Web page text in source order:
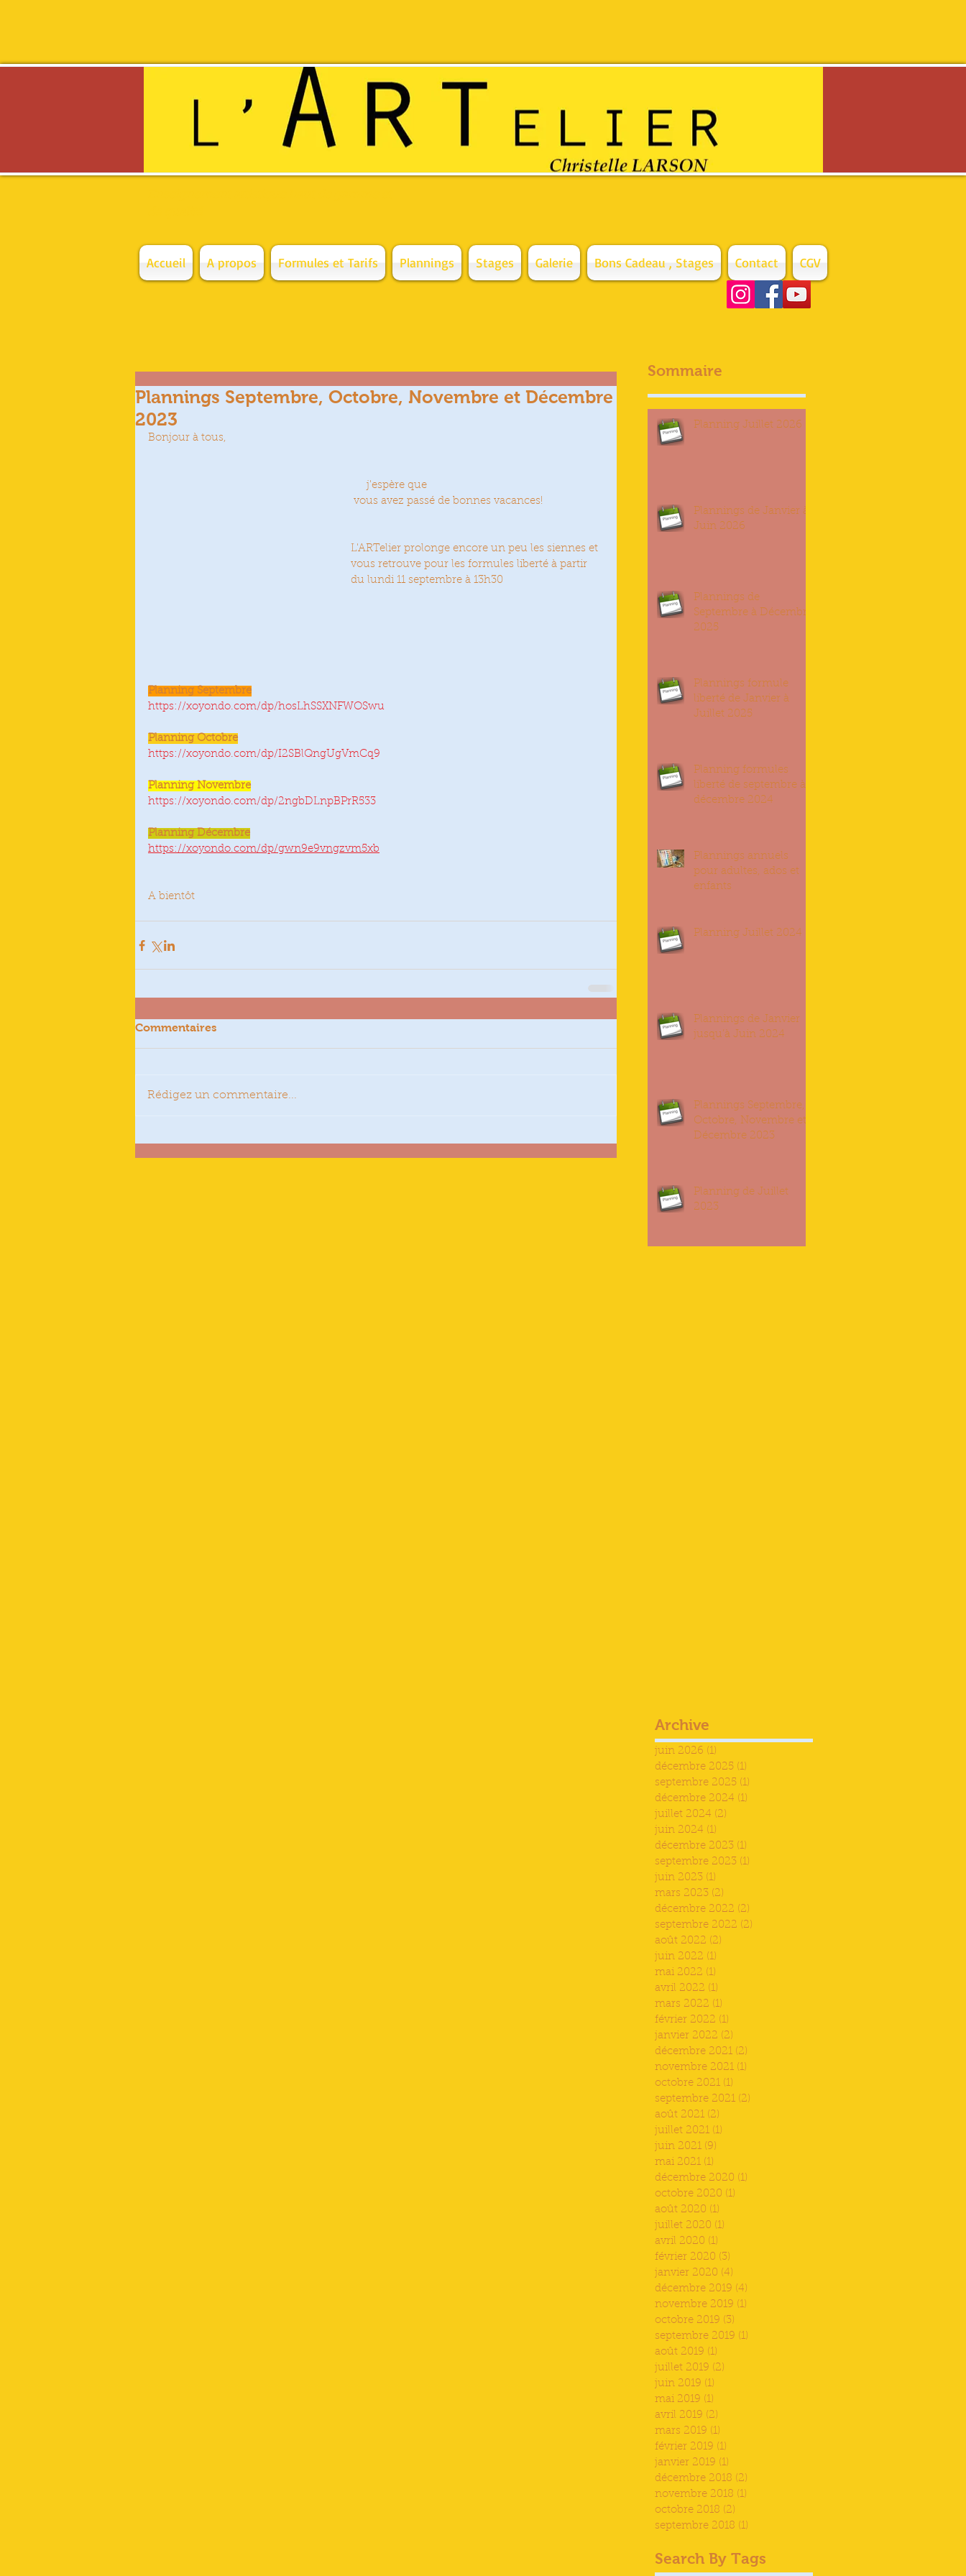
Accueil A propos Formules et Tarifs Plannings Stages Galerie Bons Cadeau , Stages Contact CGV
Plannings Septembre, Octobre, Novembre et Décembre
2023
Bonjour à tous,
                                                                            j'espère que
vous avez passé de bonnes vacances!
L'ARTelier prolonge encore un peu les siennes et
vous retrouve pour les formules liberté à partir
du lundi 11 septembre à 13h30
Planning Septembre
https://xoyondo.com/dp/hosLhSSXNFWOSwu
Planning Octobre
https://xoyondo.com/dp/I2SBlQngUgVmCq9
Planning Novembre
https://xoyondo.com/dp/2ngbDLnpBPrR533
Planning Décembre
https://xoyondo.com/dp/gwn9e9vngzvm5xb
A bientôt
Commentaires
Rédigez un commentaire...
Sommaire
Planning Juillet 2026
Plannings de Janvier à
Juin 2026
Plannings de
Septembre à Décembre
2025
Plannings formule
liberté de Janvier à
Juillet 2025
Planning formules
liberté de septembre à
décembre 2024
Plannings annuels
pour adultes, ados et
enfants
Planning Juillet 2024
Plannings de Janvier
jusqu’à Juin 2024
Plannings Septembre,
Octobre, Novembre et
Décembre 2023
Planning de Juillet
2023
Archive
juin 2026 (1)
décembre 2025 (1)
septembre 2025 (1)
décembre 2024 (1)
juillet 2024 (2)
juin 2024 (1)
décembre 2023 (1)
septembre 2023 (1)
juin 2023 (1)
mars 2023 (2)
décembre 2022 (2)
septembre 2022 (2)
août 2022 (2)
juin 2022 (1)
mai 2022 (1)
avril 2022 (1)
mars 2022 (1)
février 2022 (1)
janvier 2022 (2)
décembre 2021 (2)
novembre 2021 (1)
octobre 2021 (1)
septembre 2021 (2)
août 2021 (2)
juillet 2021 (1)
juin 2021 (9)
mai 2021 (1)
décembre 2020 (1)
octobre 2020 (1)
août 2020 (1)
juillet 2020 (1)
avril 2020 (1)
février 2020 (3)
janvier 2020 (4)
décembre 2019 (4)
novembre 2019 (1)
octobre 2019 (3)
septembre 2019 (1)
août 2019 (1)
juillet 2019 (2)
juin 2019 (1)
mai 2019 (1)
avril 2019 (2)
mars 2019 (1)
février 2019 (1)
janvier 2019 (1)
décembre 2018 (2)
novembre 2018 (1)
octobre 2018 (2)
septembre 2018 (1)
Search By Tags